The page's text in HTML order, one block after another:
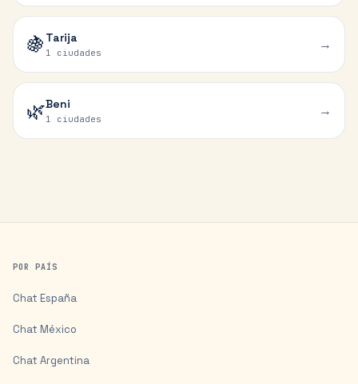
🍇 Tarija
1 ciudades
→
🌿Beni
1 ciudades
→
POR PAÍS
Chat España
Chat México
Chat Argentina